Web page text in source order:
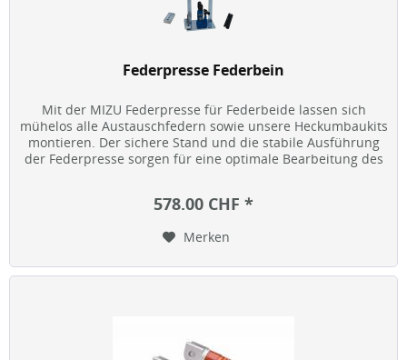
Federpresse Federbein
Mit der MIZU Federpresse für Federbeide lassen sich
mühelos alle Austauschfedern sowie unsere Heckumbaukits
montieren. Der sichere Stand und die stabile Ausführung
der Federpresse sorgen für eine optimale Bearbeitung des
578.00 CHF *
Merken